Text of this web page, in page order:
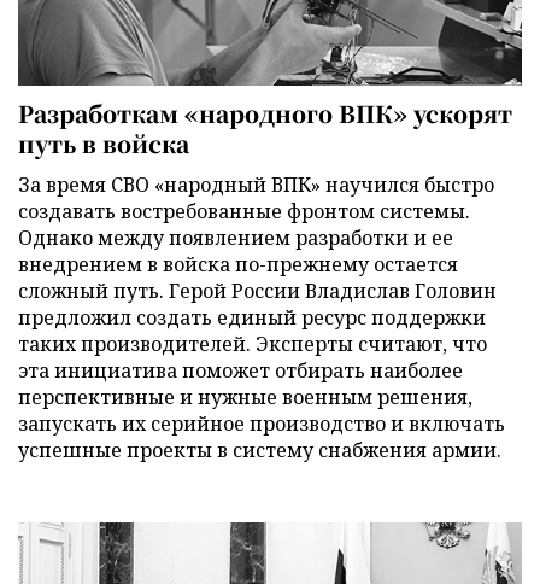
Разработкам «народного ВПК» ускорят
путь в войска
За время СВО «народный ВПК» научился быстро
создавать востребованные фронтом системы.
Однако между появлением разработки и ее
внедрением в войска по-прежнему остается
сложный путь. Герой России Владислав Головин
предложил создать единый ресурс поддержки
таких производителей. Эксперты считают, что
эта инициатива поможет отбирать наиболее
перспективные и нужные военным решения,
запускать их серийное производство и включать
успешные проекты в систему снабжения армии.